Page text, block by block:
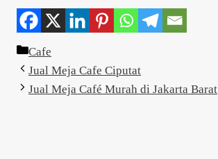
Categories
Cafe
Jual Meja Cafe Ciputat
Jual Meja Café Murah di Jakarta Barat